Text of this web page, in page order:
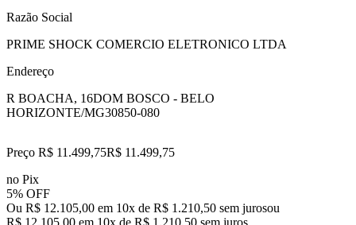
Razão Social
PRIME SHOCK COMERCIO ELETRONICO LTDA
Endereço
R BOACHA, 16DOM BOSCO - BELO
HORIZONTE/MG30850-080
Preço R$ 11.499,75R$ 11.499,75
no Pix
5% OFF
Ou R$ 12.105,00 em 10x de R$ 1.210,50 sem jurosou
R$ 12.105,00 em 10x de R$ 1.210,50 sem juros